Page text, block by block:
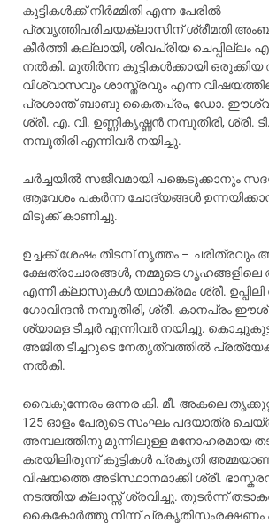
കുട്ടികൾക്ക് നിർമ്മിതി എന്ന പേരിൽ
പ്രവൃത്തിപരിചയക്ലാസിന് ശ്രീമതി
കീർത്തി കല്ലായി, ശിവപ്രിയ ചെപ്പില്ലം
നൽകി. മുതിർന്ന കുട്ടികൾക്കായി
വിശ്വാസവും ശാസ്ത്രവും എന്ന
പ്രശാന്ത് ബാബു കൈതപ്രം, ഡോ.
ശ്രീ. എ. വി. ഉണ്ണികൃഷ്ണൻ നമ്പൂതിരി, ശ്രീ.
നമ്പൂതിരി എന്നിവർ നയിച്ചു.
ചർച്ചയിൽ സജീവമായി പങ്കെടുക്കാനും
ആവേശം പകർന്ന ചോദ്യങ്ങൾ
മിടുക്ക് കാണിച്ചു.
ഉച്ചക്ക് ശേഷം തിടമ്പ് നൃത്തം –
ക്ഷേത്രാചാരങ്ങൾ, നമ്മുടെ
എന്നീ ക്ലാസുകൾ യഥാക്രമം ശ്രീ.
ഗോവിന്ദൻ നമ്പൂതിരി, ശ്രീ. കാനപ്രം
ശ്യാമള ടീച്ചർ എന്നിവർ നയിച്ചു.
അജിത ടീച്ചറുടെ നേതൃത്വത്തിൽ
നൽകി.
വൈകുന്നേരം ഒന്നര കി. മീ. അകലെ
125 ഓളം പേരുടെ സംഘം പദയാത്ര
അമ്പലത്തിനു മുന്നിലുള്ള മനോഹരമായ
കരയിലിരുന്ന് കുട്ടികൾ പ്രകൃതി
വിഷയത്തെ അടിസ്ഥാനമാക്കി ശ്രീ.
നടത്തിയ ക്ലാസ്സ് ശ്രവിച്ചു. തുടർന്ന്
കൈകോർത്തു നിന്ന്